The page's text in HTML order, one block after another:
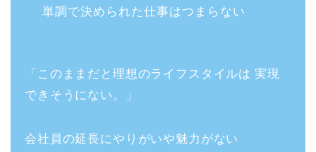
単調で決められた仕事はつまらない
「このままだと理想のライフスタイルは 実現
できそうにない。」
会社員の延長にやりがいや魅力がない